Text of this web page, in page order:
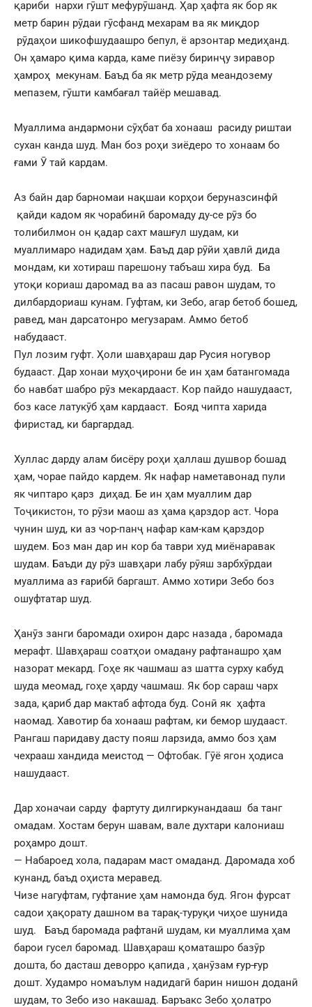
қариби нархи гӯшт мефурӯшанд. Ҳар ҳафта як бор як
метр барин рӯдаи гӯсфанд мехарам ва як миқдор
рӯдаҳои шикофшудаашро бепул, ё арзонтар медиҳанд.
Он ҳамаро қима карда, каме пиёзу биринҷу зиравор
ҳамроҳ мекунам. Баъд ба як метр рӯда меандозему
мепазем, гӯшти камбағал тайёр мешавад.
Муаллима андармони сӯҳбат ба хонааш расиду риштаи
сухан канда шуд. Ман боз роҳи зиёдеро то хонаам бо
ғами Ӯ тай кардам.
Аз байн дар барномаи нақшаи корҳои беруназсинфӣ
қайди кадом як чорабинӣ баромаду ду-се рӯз бо
толибилмон он қадар сахт машғул шудам, ки
муаллимаро надидам ҳам. Баъд дар рӯйи ҳавлӣ дида
мондам, ки хотираш парешону табъаш хира буд. Ба
утоқи кориаш даромад ва аз пасаш равон шудам, то
дилбардориаш кунам. Гуфтам, ки Зебо, агар бетоб бошед,
равед, ман дарсатонро мегузарам. Аммо бетоб
набудааст.
Пул лозим гуфт. Ҳоли шавҳараш дар Русия ногувор
будааст. Дар хонаи муҳоҷирони бе ин ҳам батангомада
бо навбат шабро рӯз мекардааст. Кор пайдо нашудааст,
боз касе латукӯб ҳам кардааст. Бояд чипта харида
фиристад, ки баргардад.
Хуллас дарду алам бисёру роҳи ҳаллаш душвор бошад
ҳам, чорае пайдо кардем. Як нафар наметавонад пули
як чиптаро қарз диҳад. Бе ин ҳам муаллим дар
Тоҷикистон, то рӯзи маош аз ҳама қарздор аст. Чора
чунин шуд, ки аз чор-панҷ нафар кам-кам қарздор
шудем. Боз ман дар ин кор ба таври худ миёнаравак
шудам. Баъди ду рӯз шавҳари лабу рӯяш зарбхӯрдаи
муаллима аз ғарибӣ баргашт. Аммо хотири Зебо боз
ошуфтатар шуд.
Ҳанӯз занги баромади охирон дарс назада , баромада
мерафт. Шавҳараш соатҳои омадану рафтанашро ҳам
назорат мекард. Гоҳе як чашмаш аз шатта сурху кабуд
шуда меомад, гоҳе ҳарду чашмаш. Як бор сараш чарх
зада, қариб дар мактаб афтода буд. Сонӣ як ҳафта
наомад. Хавотир ба хонааш рафтам, ки бемор шудааст.
Рангаш паридаву дасту пояш ларзида, аммо боз ҳам
чехрааш хандида меистод — Офтобак. Гӯё ягон ҳодиса
нашудааст.
Дар хоначаи сарду фартуту дилгиркунандааш ба танг
омадам. Хостам берун шавам, вале духтари калониаш
роҳамро дошт.
— Набароед хола, падарам маст омаданд. Даромада хоб
кунанд, баъд оҳиста меравед.
Чизе нагуфтам, гуфтание ҳам намонда буд. Ягон фурсат
садои ҳақорату дашном ва тарақ-туруқи чиҳое шунида
шуд. Баъд баромада рафтанӣ шудам, ки муаллима ҳам
барои гусел баромад. Шавҳараш қоматашро базӯр
дошта, бо дасташ деворро қапида , ҳанӯзам ғур-ғур
дошт. Худамро номаълум надидагӣ барин нишон доданӣ
шудам, то Зебо изо накашад. Баръакс Зебо ҳолатро